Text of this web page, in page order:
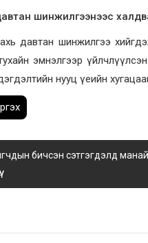
шинжилгээнээс
давтан шинжилгээ
эмнэлгээр
нууц үеийн
бичсэн сэтгэгдэлд манай